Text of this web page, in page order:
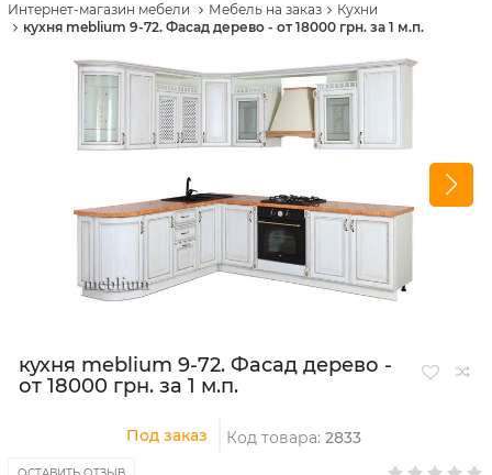
Интернет-магазин мебели Мебель на заказ
Кухни
кухня meblium 9-72. Фасад дерево - от 18000 грн. за 1 м.п.
кухня meblium 9-72. Фасад дерево -
от 18000 грн. за 1 м.п.
Под заказ Код товара: 2833